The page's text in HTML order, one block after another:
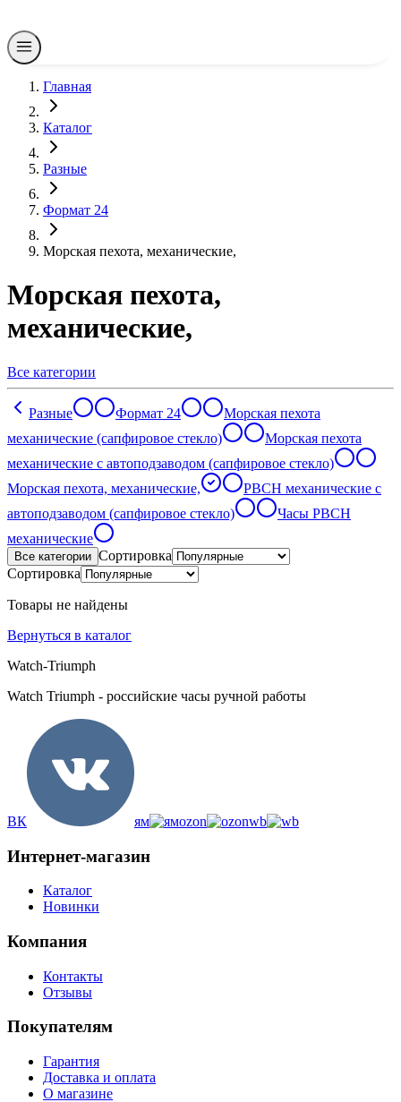
Главная
Каталог
Разные
Формат 24
Морская пехота, механические,
Морская пехота,
механические,
Все категории
Разные Формат 24
Морская пехота
механические (сапфировое стекло)
Морская пехота
механические с автоподзаводом (сапфировое стекло)
Морская пехота, механические,
РВСН механические с
автоподзаводом (сапфировое стекло)
Часы РВСН
механические
Все категории Сортировка
Сортировка
Товары не найдены
Вернуться в каталог
Watch-Triumph
Watch Triumph - российские часы ручной работы
ВК ям ozon wb
Интернет-магазин
Каталог
Новинки
Компания
Контакты
Отзывы
Покупателям
Гарантия
Доставка и оплата
О магазине